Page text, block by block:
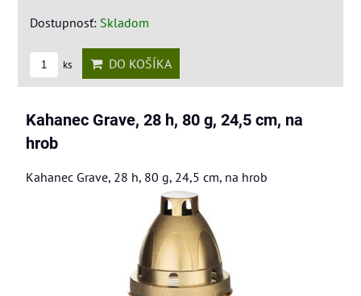
Dostupnosť: Skladom
ks DO KOŠÍKA
Kahanec Grave, 28 h, 80 g, 24,5 cm, na
hrob
Kahanec Grave, 28 h, 80 g, 24,5 cm, na hrob